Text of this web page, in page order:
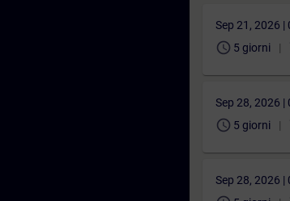
Sep 21, 2026 |
schedule 5 giorni
Sep 28, 2026 |
schedule 5 giorni
Sep 28, 2026 |